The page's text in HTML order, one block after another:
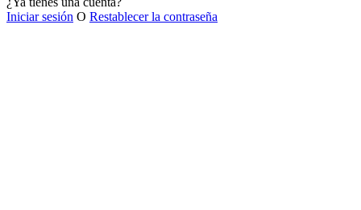
Iniciar sesión O Restablecer la contraseña